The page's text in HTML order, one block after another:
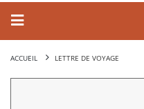
ACCUEIL LETTRE DE VOYAGE